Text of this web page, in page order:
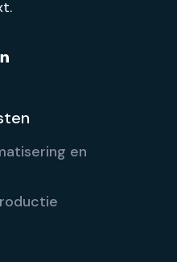
en